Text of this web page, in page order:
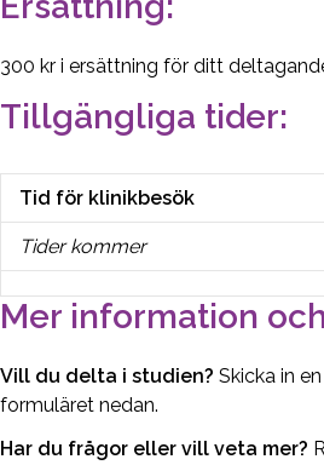
300 kr i ersättning för ditt
Tillgängliga tider:
Tid för klinikbesök
Tider kommer
Mer information
Vill du delta i studien? Skicka in
formuläret nedan.
Har du frågor eller vill veta mer?